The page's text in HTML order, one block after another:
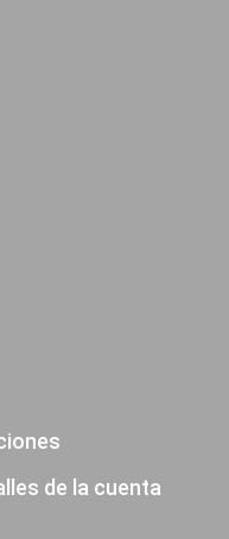
de la cuenta